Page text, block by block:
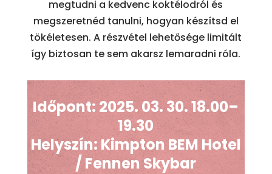
megtudni a kedvenc koktélodról és
megszeretnéd tanulni, hogyan készítsd el
tökéletesen. A részvétel lehetősége limitált
így biztosan te sem akarsz lemaradni róla.
Időpont: 2025. 03. 30. 18.00–
19.30
Helyszín: Kimpton BEM Hotel
/ Fennen Skybar